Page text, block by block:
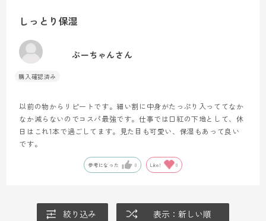
しっとり保湿
ぶーちゃんさん
以前の物からリピートです。細い割に中身がたっぷり入っててなか
なか減らないのでコスパ最強です。仕事では口紅の下地として、休
日はこれ1本で過ごしてます。見た目も可愛い、保湿もあって良い
です。
参考になった 0 Like! 0
絞り込み 表示：新しい順